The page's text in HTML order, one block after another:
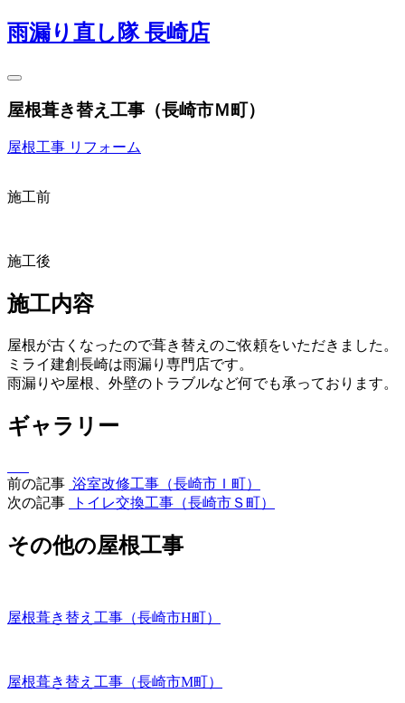
雨漏り直し隊 長崎店
屋根葺き替え工事（長崎市Ｍ町）
屋根工事 リフォーム
施工前
施工後
施工内容
屋根が古くなったので葺き替えのご依頼をいただきました。
ミライ建創長崎は雨漏り専門店です。
雨漏りや屋根、外壁のトラブルなど何でも承っております。
ギャラリー
前の記事 浴室改修工事（長崎市Ｉ町）
次の記事
トイレ交換工事（長崎市Ｓ町）
その他の屋根工事
屋根葺き替え工事（長崎市H町）
屋根葺き替え工事（長崎市M町）